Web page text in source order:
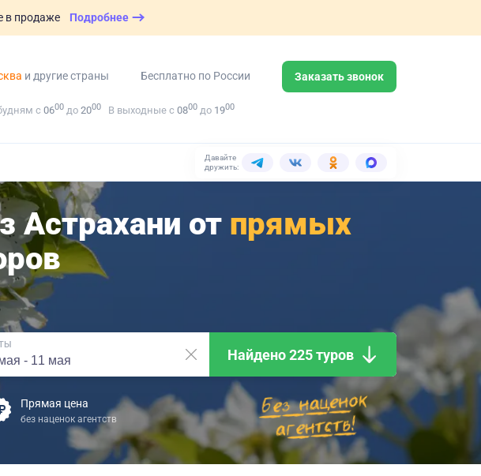
в продаже Подробнее
и другие страны Бесплатно по России Заказать звонок
с 0600 до 2000 В выходные с 0800 до 1900
Давайте
дружить:
Астрахани от прямых
Найдено 225 туров
Прямая цена
без наценок агентств